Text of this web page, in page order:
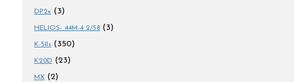
DP2x (3)
HELIOS- 44M-4 2/58 (3)
K-5IIs (350)
K20D (23)
MX (2)